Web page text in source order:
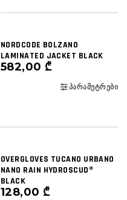
NORDCODE BOLZANO
LAMINATED JACKET BLACK
582,00 ₾
ᲞᲐᲠᲐᲛᲔᲢᲠᲔᲑᲘ
OVERGLOVES TUCANO URBANO
NANO RAIN HYDROSCUD®
BLACK
128,00 ₾